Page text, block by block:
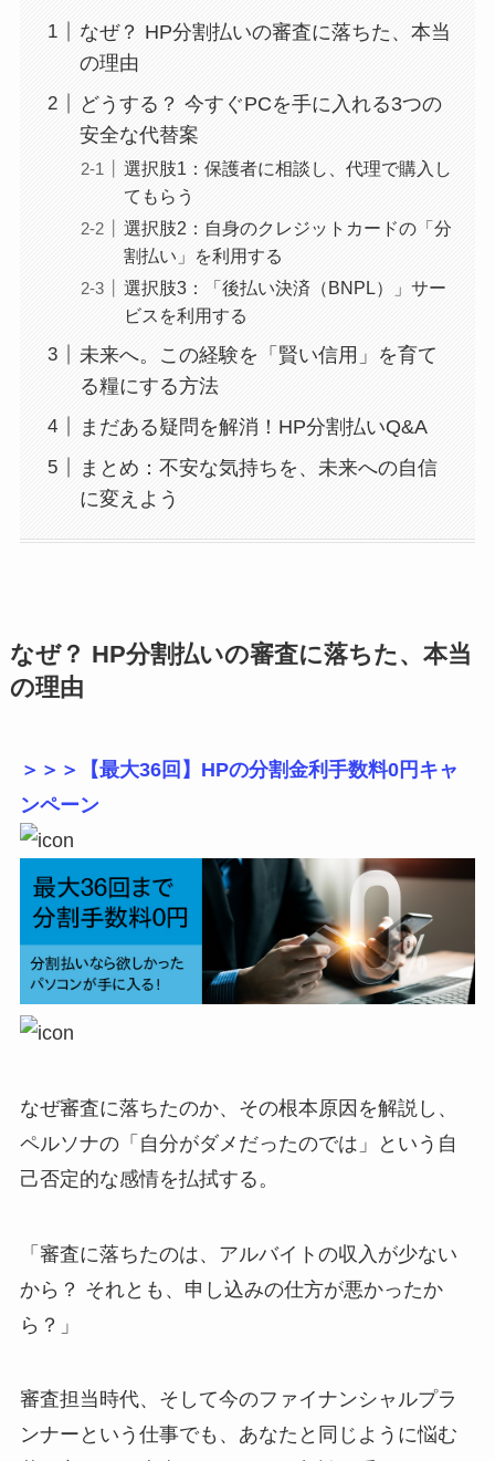
なぜ？ HP分割払いの審査に落ちた、本当
の理由
どうする？ 今すぐPCを手に入れる3つの
安全な代替案
選択肢1：保護者に相談し、代理で購入し
てもらう
選択肢2：自身のクレジットカードの「分
割払い」を利用する
選択肢3：「後払い決済（BNPL）」サー
ビスを利用する
未来へ。この経験を「賢い信用」を育て
る糧にする方法
まだある疑問を解消！HP分割払いQ&A
まとめ：不安な気持ちを、未来への自信
に変えよう
なぜ？ HP分割払いの審査に落ちた、本当
の理由
＞＞＞【最大36回】HPの分割金利手数料0円キャ
ンペーン
なぜ審査に落ちたのか、その根本原因を解説し、
ペルソナの「自分がダメだったのでは」という自
己否定的な感情を払拭する。
「審査に落ちたのは、アルバイトの収入が少ない
から？ それとも、申し込みの仕方が悪かったか
ら？」
審査担当時代、そして今のファイナンシャルプラ
ンナーという仕事でも、あなたと同じように悩む